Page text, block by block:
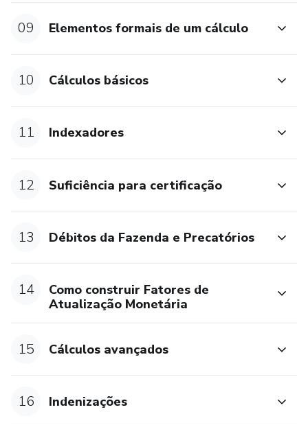
09 Elementos formais de um cálculo
10 Cálculos básicos
11 Indexadores
12 Suficiência para certificação
13 Débitos da Fazenda e Precatórios
14
Como construir Fatores de
Atualização Monetária
15 Cálculos avançados
16 Indenizações